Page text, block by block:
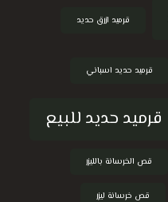
قرميد ازرق حديد
قرميد حديد اسباني
قرميد حديد للبيع
قص الخرسانة بالليزر
قص خرسانة ليزر